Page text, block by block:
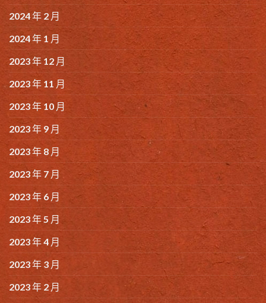
2024 年 2 月
2024 年 1 月
2023 年 12 月
2023 年 11 月
2023 年 10 月
2023 年 9 月
2023 年 8 月
2023 年 7 月
2023 年 6 月
2023 年 5 月
2023 年 4 月
2023 年 3 月
2023 年 2 月